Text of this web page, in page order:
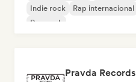
Indie rock
Rap internacional
Pop rock
Pravda Records